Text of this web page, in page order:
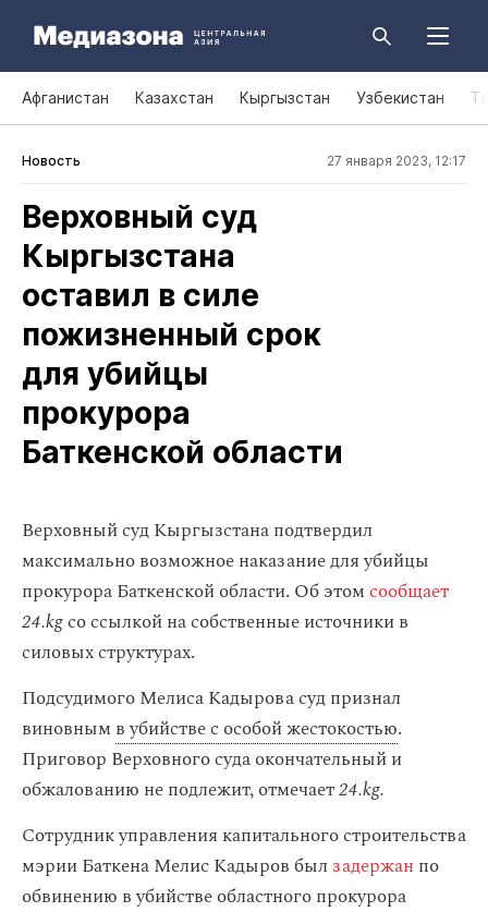
Афганистан Казахстан Кыргызстан Узбекистан
Новость 27 января 2023, 12:17
Верховный суд
Кыргызстана
оставил в силе
пожизненный срок
для убийцы
прокурора
Баткенской области
Верховный суд Кыргызстана подтвердил
максимально возможное наказание для убийцы
прокурора Баткенской области. Об этомсообщает
24.kgсо ссылкой на собственные источники в
силовых структурах.
Подсудимого Мелиса Кадырова суд признал
виновным в убийстве с особой жестокостью.
Приговор Верховного суда окончательный и
обжалованию не подлежит, отмечает24.kg.
Сотрудник управления капитального строительства
мэрии Баткена Мелис Кадыров был задержан по
обвинению в убийстве областного прокурора